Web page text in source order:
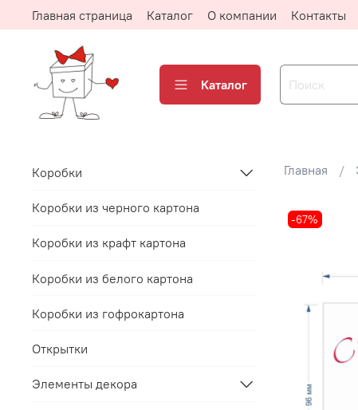
Главная страница Каталог О компании Контакты
Каталог
Главная
-67%
Коробки
Коробки из черного картона
Коробки из крафт картона
Коробки из белого картона
Коробки из гофрокартона
Открытки
Элементы декора